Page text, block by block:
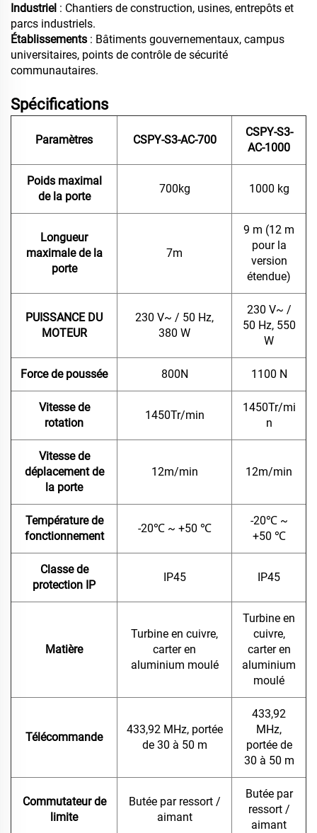
Industriel : Chantiers de construction, usines, entrepôts et
parcs industriels.
Établissements : Bâtiments gouvernementaux, campus
universitaires, points de contrôle de sécurité
communautaires.
Spécifications
Paramètres CSPY-S3-AC-700
CSPY-S3-
AC-1000
Poids maximal
de la porte
700kg 1000 kg
Longueur
maximale de la
porte
7m
9 m (12 m
pour la
version
étendue)
PUISSANCE DU
MOTEUR
230 V~ / 50 Hz,
380 W
230 V~ /
50 Hz, 550
W
Force de poussée 800N 1100 N
Vitesse de
rotation
1450Tr/min
1450Tr/mi
n
Vitesse de
déplacement de
la porte
12m/min 12m/min
Température de
fonctionnement
-20℃ ~ +50 ℃
-20℃ ~
+50 ℃
Classe de
protection IP
IP45 IP45
Matière
Turbine en cuivre,
carter en
aluminium moulé
Turbine en
cuivre,
carter en
aluminium
moulé
Télécommande
433,92 MHz, portée
de 30 à 50 m
433,92
MHz,
portée de
30 à 50 m
Commutateur de
limite
Butée par ressort /
aimant
Butée par
ressort /
aimant